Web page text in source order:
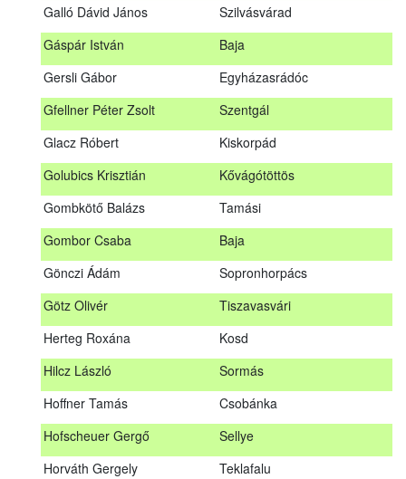
Galló Dávid János
Szilvásvárad
Gáspár István
Baja
Gersli Gábor
Egyházasrádóc
Gfellner Péter Zsolt
Szentgál
Glacz Róbert
Kiskorpád
Golubics Krisztián
Kővágótöttös
Gombkötő Balázs
Tamási
Gombor Csaba
Baja
Gönczi Ádám
Sopronhorpács
Götz Olivér
Tiszavasvári
Herteg Roxána
Kosd
Hilcz László
Sormás
Hoffner Tamás
Csobánka
Hofscheuer Gergő
Sellye
Horváth Gergely
Teklafalu
Gaál Győző Bálint
Esztergom
Miskolc
Szilvásvárad
Egyházasrádóc
Kiskorpád
Kővágótöttös
Gombor Csaba
Kosd